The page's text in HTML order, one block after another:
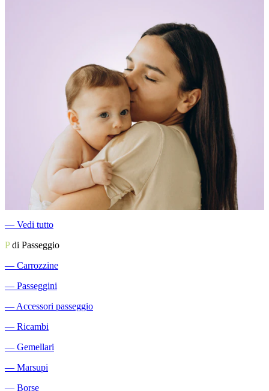
― Vedi tutto
Pdi Passeggio
― Carrozzine
― Passeggini
― Accessori passeggio
― Ricambi
― Gemellari
― Marsupi
― Borse